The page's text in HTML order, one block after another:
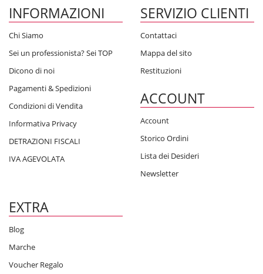
INFORMAZIONI
Chi Siamo
Sei un professionista? Sei TOP
Dicono di noi
Pagamenti & Spedizioni
Condizioni di Vendita
Informativa Privacy
DETRAZIONI FISCALI
IVA AGEVOLATA
SERVIZIO CLIENTI
Contattaci
Mappa del sito
Restituzioni
ACCOUNT
Account
Storico Ordini
Lista dei Desideri
Newsletter
EXTRA
Blog
Marche
Voucher Regalo